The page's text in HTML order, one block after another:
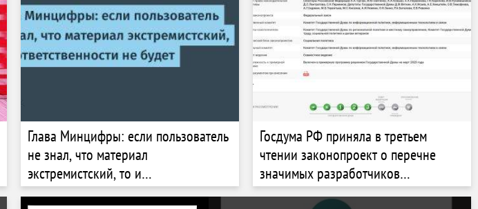
Глава Минцифры: если пользователь
не знал, что материал
экстремистский, то и
ответственности не будет
Госдума РФ приняла в третьем
чтении законопроект о перечне
значимых разработчиков
российского ПО